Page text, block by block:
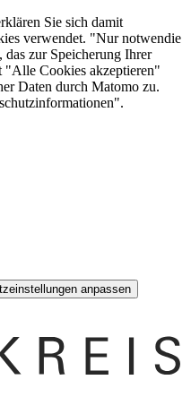
Sie sich damit
verwendet. "Nur notwendie
zur Speicherung Ihrer
Cookies akzeptieren"
Daten durch Matomo zu.
anpassen